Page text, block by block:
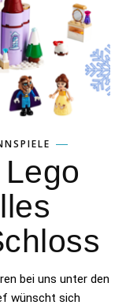
bei uns unter den
wünscht sich